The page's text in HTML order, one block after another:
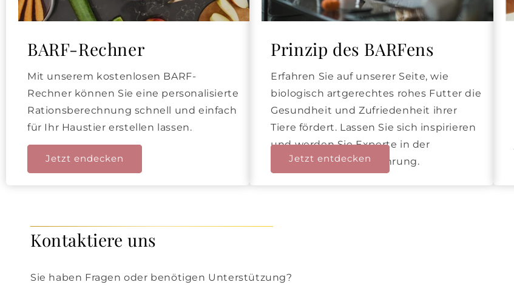
BARF-Rechner
Mit unserem kostenlosen BARF-
Rechner können Sie eine personalisierte
Rationsberechnung schnell und einfach
für Ihr Haustier erstellen lassen.
Jetzt endecken
Prinzip des BARFens
Erfahren Sie auf unserer Seite, wie
biologisch artgerechtes rohes Futter die
Gesundheit und Zufriedenheit ihrer
Tiere fördert. Lassen Sie sich inspirieren
und werden Sie Experte in der
artgerechten Tierernährung.
Jetzt entdecken
Kontaktiere uns
Sie haben Fragen oder benötigen Unterstützung?